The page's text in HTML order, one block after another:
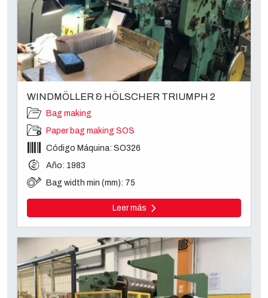
WINDMÖLLER & HÖLSCHER TRIUMPH 2
Bag making
Paper bag making SOS
Código Máquina: SO326
Año: 1983
Bag width min (mm): 75
Leer más